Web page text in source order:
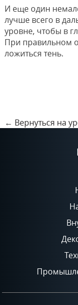
И еще один
лучше всего в
уровне, чтобы в
При правильном
ложиться тень.
← Вернуться на